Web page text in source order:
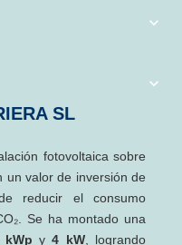


SL
fotovoltaica sobre
un valor de inversión de
reducir el consumo
Se ha montado una
kWp y4 kW, logrando